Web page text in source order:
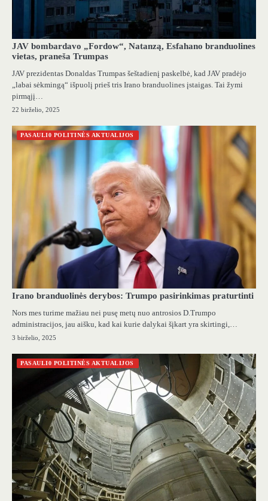
JAV bombardavo „Fordow“, Natanzą, Esfahano branduolines
vietas, praneša Trumpas
JAV prezidentas Donaldas Trumpas šeštadienį paskelbė, kad JAV pradėjo
„labai sėkmingą“ išpuolį prieš tris Irano branduolines įstaigas. Tai žymi
pirmąjį…
22 birželio, 2025
PASAULI0 POLITINĖS AKTUALIJOS
Irano branduolinės derybos: Trumpo pasirinkimas praturtinti
Nors mes turime mažiau nei pusę metų nuo antrosios D.Trumpo
administracijos, jau aišku, kad kai kurie dalykai šįkart yra skirtingi,…
3 birželio, 2025
PASAULI0 POLITINĖS AKTUALIJOS